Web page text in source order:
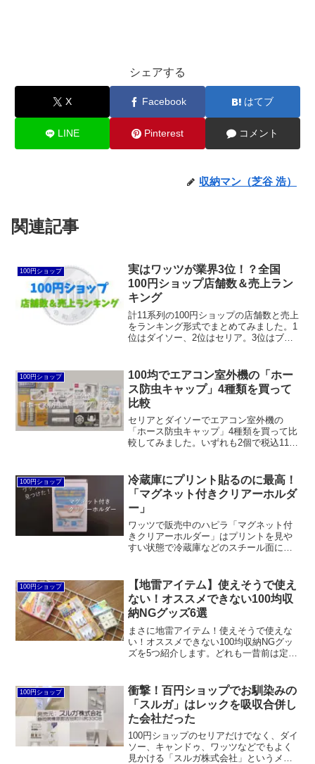
シェアする
X Facebook はてブ
LINE Pinterest コメント
収納マン（芝谷 浩）
関連記事
100円ショップ
実はワッツが業界3位！？全国
100円ショップ店舗数＆売上ラン
キング
計11系列の100円ショップの店舗数と売上
をランキング形式でまとめてみました。1
位はダイソー、2位はセリア。3位はブラ
ストア100、フレッツなど。それ以降はロ
ーカル色が強くなります。
100円ショップ
100均でエアコン室外機の「ホー
ス防虫キャップ」4種類を買って
比較
セリアとダイソーでエアコン室外機の
「ホース防虫キャップ」4種類を買って比
較してみました。いずれも2個で税込110
ト」でした。
100円ショップ
冷蔵庫にプリント貼るのに最高！
「マグネット付きクリアーホルダ
ー」
ワッツで販売中のハピラ「マグネット付
きクリアーホルダー」はプリントを見や
すい状態で冷蔵庫などのスチール面に貼
ん。また、ダイソーやセリアの商品より
もプリントの出し入れがしやすく、おま
けに反射して文字が読み取りにくいこと
もありません。
100円ショップ
【地雷アイテム】使えそうで使え
ない！オススメできない100均収
納NGグッズ6選
まさに地雷アイテム！使えそうで使えな
い！オススメできない100均収納NGグッ
ズを5つ紹介します。どれも一昔前は定番
分かってきたんでしょうね。
100円ショップ
衝撃！百円ショップでお馴染みの
「スルガ」はレックを吸収合併し
た会社だった
100円ショップのセリアだけでなく、ダイ
ソー、キャンドゥ、ワッツなどでもよく
見かける「スルガ株式会社」というメー